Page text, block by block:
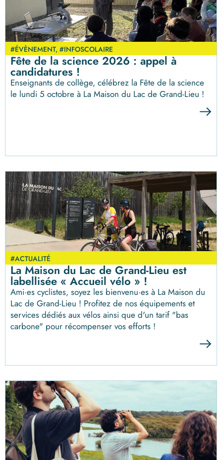
#ÉVÈNEMENT, #INFOSCOLAIRE
Fête de la science 2026 : appel à
candidatures !
Enseignants de collège, célébrez la Fête de la science
le lundi 5 octobre à La Maison du Lac de Grand-Lieu !
#ACTUALITÉ
La Maison du Lac de Grand-Lieu est
labellisée « Accueil vélo » !
Ami·es cyclistes, soyez les bienvenu·es à La Maison du
Lac de Grand-Lieu ! Profitez de nos équipements et
services dédiés aux vélos ainsi que d'un tarif "bas
carbone" pour récompenser vos efforts !